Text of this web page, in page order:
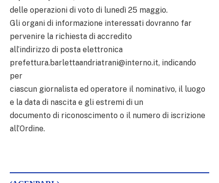
delle operazioni di voto di lunedì 25 maggio.
Gli organi di informazione interessati dovranno far
pervenire la richiesta di accredito
all’indirizzo di posta elettronica
prefettura.barlettaandriatrani@interno.it, indicando
per
ciascun giornalista ed operatore il nominativo, il luogo
e la data di nascita e gli estremi di un
documento di riconoscimento o il numero di iscrizione
all’Ordine.